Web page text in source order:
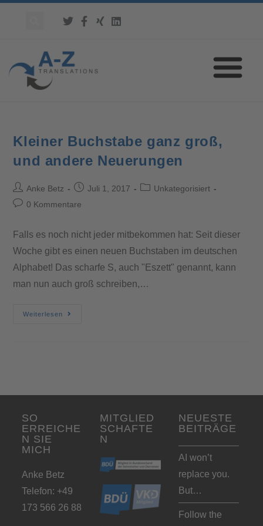
Kleiner Buchstabe ganz groß,
und andere Neuerungen
Anke Betz Juli 1, 2017
Unkategorisiert
0 Kommentare
Falls es noch nicht jeder mitbekommen hat: Seit dieser
Woche gibt es einen neuen Buchstaben im deutschen
Alphabet! Das scharfe S, auch "Eszett" genannt, kann
man nun auch groß schreiben,…
Weiterlesen
SO
ERREICHE
N SIE
MICH
Anke Betz
Telefon: +49
173 566 26 88
MITGLIED
SCHAFTE
N
NEUESTE
BEITRÄGE
AI won’t
replace you.
But…
Follow the